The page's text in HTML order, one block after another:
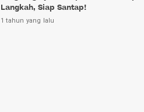
Langkah, Siap Santap!
1 tahun yang lalu